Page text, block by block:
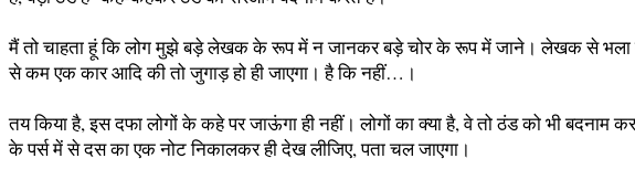
मैं तो चाहता हूं कि लोग मुझे बड़े लेखक के रूप में न जानकर बड़े चोर के रूप में जाने। लेखक से भला
से कम एक कार आदि की तो जुगाड़ हो ही जाएगा। है कि नहीं…।
तय किया है, इस दफा लोगों के कहे पर जाऊंगा ही नहीं। लोगों का क्या है, वे तो ठंड को भी
के पर्स में से दस का एक नोट निकालकर ही देख लीजिए, पता चल जाएगा।